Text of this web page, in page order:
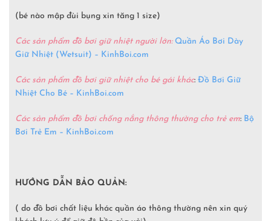
(bé nào mập đùi bụng xin tăng 1 size)
Các sản phẩm đồ bơi giữ nhiệt người lớn: Quần Áo Bơi Dày
Giữ Nhiệt (Wetsuit) – KinhBoi.com
Các sản phẩm đồ bơi giữ nhiệt cho bé gái khác: Đồ Bơi Giữ
Nhiệt Cho Bé – KinhBoi.com
Các sản phẩm đồ bơi chống nắng thông thường cho trẻ em: Bộ
Bơi Trẻ Em – KinhBoi.com
HƯỚNG DẪN BẢO QUẢN:
( do đồ bơi chất liệu khác quần áo thông thường nên xin quý